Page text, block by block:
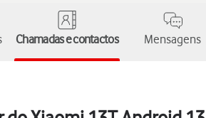
Chamadas e contactos Mensagens